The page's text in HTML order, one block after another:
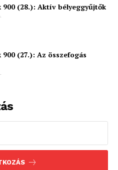
900 (28.): Aktív bélyeggyűjtők
900 (27.): Az összefogás